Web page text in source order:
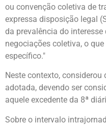
ou convenção coletiva de
expressa disposição legal
da prevalência do
negociações coletiva, o
específico."
Neste contexto,
adotada, devendo ser
aquele excedente da 8ª
Sobre o intervalo